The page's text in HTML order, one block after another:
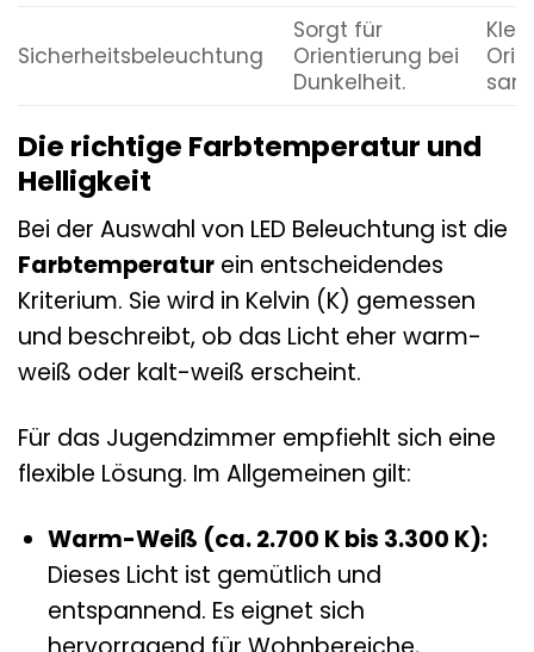
Sicherheitsbeleuchtung
Sorgt für
Orientierung bei
Dunkelheit.
Die richtige Farbtemperatur und
Helligkeit
Bei der Auswahl von LED Beleuchtung ist die
Farbtemperatur ein entscheidendes
Kriterium. Sie wird in Kelvin (K) gemessen
und beschreibt, ob das Licht eher warm-
weiß oder kalt-weiß erscheint.
Für das Jugendzimmer empfiehlt sich eine
flexible Lösung. Im Allgemeinen gilt:
Warm-Weiß (ca. 2.700 K bis 3.300 K):
Dieses Licht ist gemütlich und
entspannend. Es eignet sich